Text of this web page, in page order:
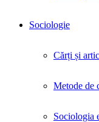
Sociologie
Cărți și
Metode de
Sociologia